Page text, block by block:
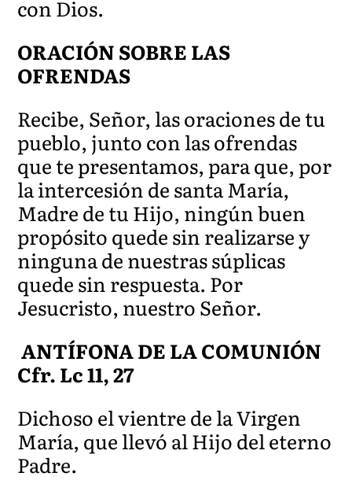
con Dios.
ORACIÓN SOBRE LAS
OFRENDAS
Recibe, Señor, las oraciones de tu
pueblo, junto con las ofrendas
que te presentamos, para que, por
la intercesión de santa María,
Madre de tu Hijo, ningún buen
propósito quede sin realizarse y
ninguna de nuestras súplicas
quede sin respuesta. Por
Jesucristo, nuestro Señor.
ANTÍFONA DE LA COMUNIÓN
Cfr. Lc 11, 27
Dichoso el vientre de la Virgen
María, que llevó al Hijo del eterno
Padre.